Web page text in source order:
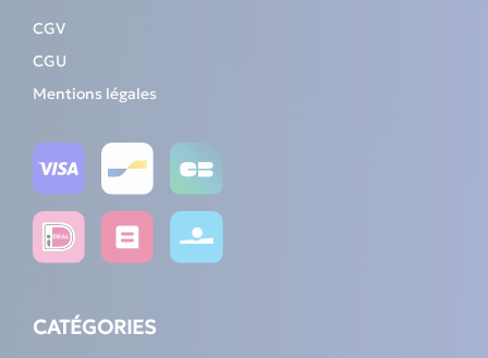
CGV
CGU
Mentions légales
CATÉGORIES